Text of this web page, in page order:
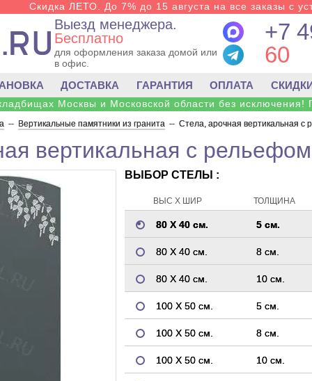
Скидка ЛЕТО. До 7% до 15 августа на все заказы с
Выезд менеджера.
Бесплатно
для оформления заказа домой или
в офис.
+7
60
ДОСТАВКА ГАРАНТИЯ ОПЛАТА
Москвы и Московской области без исключения!
-- Вертикальные памятники из гранита -- Стела, арочная вертикальная с
вертикальная с
ВЫБОР СТЕЛЫ :
ВЫС Х ШИР ТОЛЩИНА
80 Х 40 см. 5 см.
80 Х 40 см. 8 см.
80 Х 40 см. 10 см.
100 Х 50 см. 5 см.
100 Х 50 см. 8 см.
100 Х 50 см. 10 см.